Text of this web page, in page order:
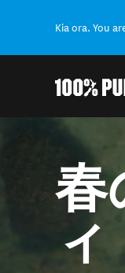
Kia ora. You
結果に戻
春
ィ